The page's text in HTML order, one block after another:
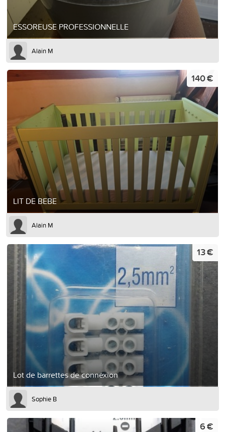
ESSOREUSE PROFESSIONNELLE
Alain M
LIT DE BEBE
140 €
Alain M
Lot de barrettes de connexion
13 €
Sophie B
6 €